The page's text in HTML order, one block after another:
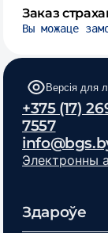
Заказ
Вы можаце
Версія для
+375 (17)
7557
Электронны
Здароўе